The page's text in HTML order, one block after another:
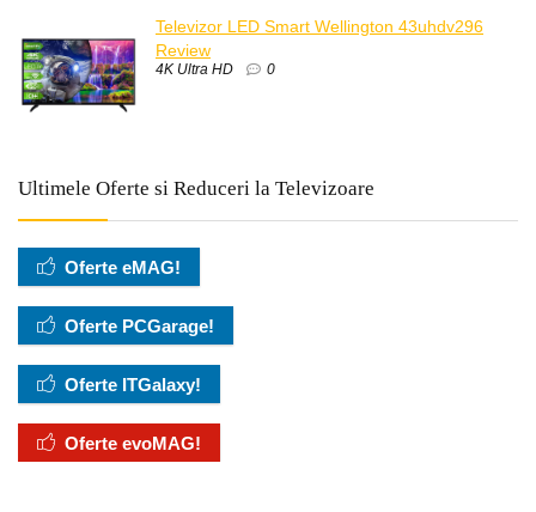
Televizor LED Smart Wellington 43uhdv296
Review
4K Ultra HD 0
Ultimele Oferte si Reduceri la Televizoare
Oferte eMAG!
Oferte PCGarage!
Oferte ITGalaxy!
Oferte evoMAG!